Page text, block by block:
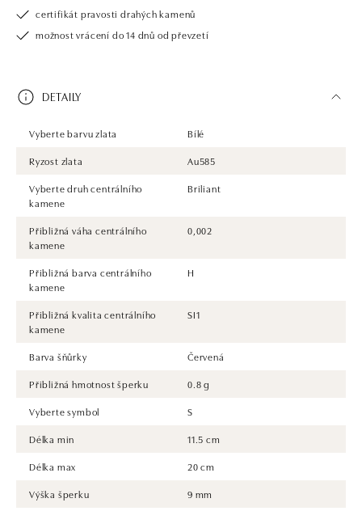
certifikát pravosti drahých kamenů
možnost vrácení do 14 dnů od převzetí
DETAILY
Vyberte barvu zlata
Bílé
Ryzost zlata
Au585
Vyberte druh centrálního
kamene
Briliant
Přibližná váha centrálního
kamene
0,002
Přibližná barva centrálního
kamene
H
Přibližná kvalita centrálního
kamene
SI1
Barva šňůrky
Červená
Přibližná hmotnost šperku
0.8 g
Vyberte symbol
S
Délka min
11.5 cm
Délka max
20 cm
Výška šperku
9 mm